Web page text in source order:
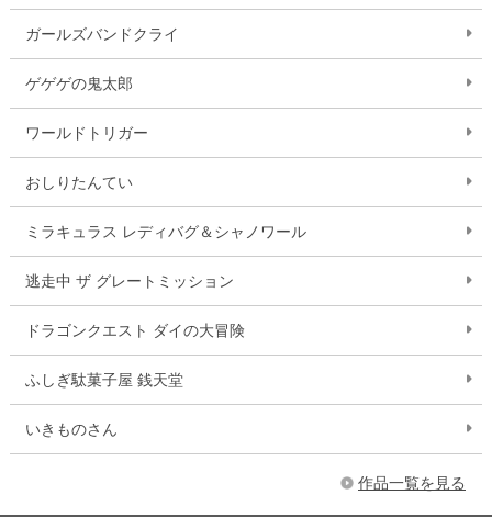
ガールズバンドクライ
ゲゲゲの鬼太郎
ワールドトリガー
おしりたんてい
ミラキュラス レディバグ＆シャノワール
逃走中 ザ グレートミッション
ドラゴンクエスト ダイの大冒険
ふしぎ駄菓子屋 銭天堂
いきものさん
作品一覧を見る